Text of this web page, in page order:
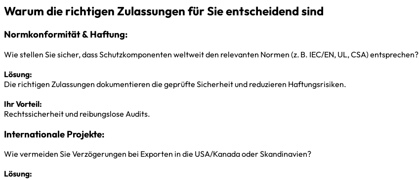
Warum die richtigen Zulassungen für Sie entscheidend sind
Normkonformität & Haftung:
Wie stellen Sie sicher, dass Schutzkomponenten weltweit den relevanten Normen (z. B. IEC/EN, UL, CSA) entsprechen?
Lösung:
Die richtigen Zulassungen dokumentieren die geprüfte Sicherheit und reduzieren Haftungsrisiken.
Ihr Vorteil:
Rechtssicherheit und reibungslose Audits.
Internationale Projekte:
Wie vermeiden Sie Verzögerungen bei Exporten in die USA/Kanada oder Skandinavien?
Lösung: